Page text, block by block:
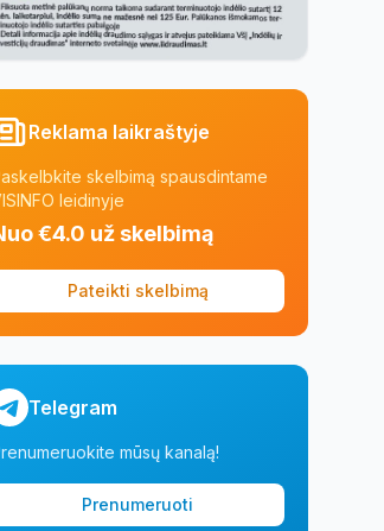
Reklama laikraštyje
skelbimą spausdintame
leidinyje
€4.0 už skelbimą
Pateikti skelbimą
Telegram
mūsų kanalą!
Prenumeruoti